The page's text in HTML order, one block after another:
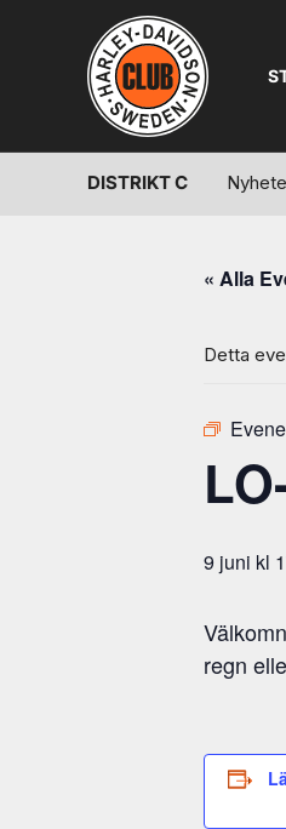
DISTRIKT C
« Alla
Detta
9 juni kl
regn